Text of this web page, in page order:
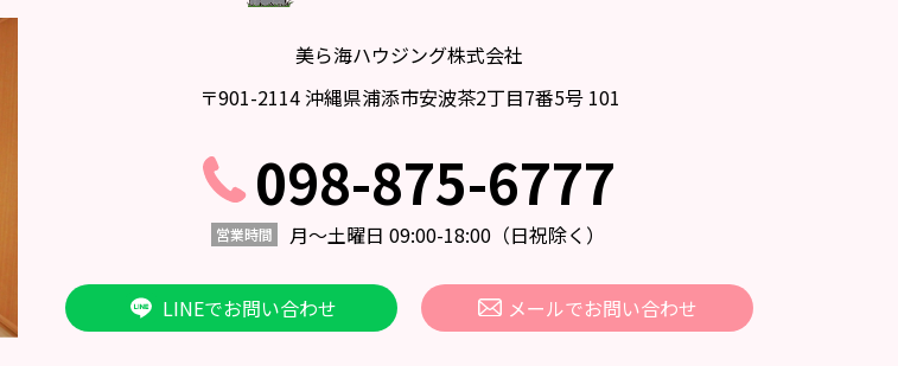
美ら海ハウジング株式会社
〒901-2114 沖縄県浦添市安波茶2丁目7番5号 101
098-875-6777
営業時間 月〜土曜日 09:00-18:00 （日祝除く）
LINEでお問い合わせ メールでお問い合わせ